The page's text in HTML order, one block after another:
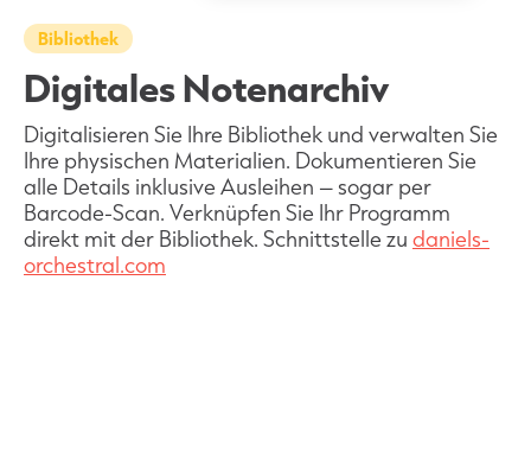
Bibliothek
Digitales Notenarchiv
Digitalisieren Sie Ihre Bibliothek und verwalten Sie
Ihre physischen Materialien. Dokumentieren Sie
alle Details inklusive Ausleihen – sogar per
Barcode-Scan. Verknüpfen Sie Ihr Programm
direkt mit der Bibliothek. Schnittstelle zu daniels-
orchestral.com